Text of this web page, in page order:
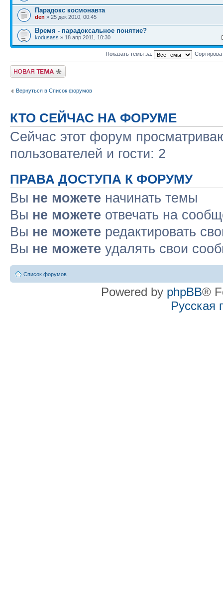
Парадокс космонавта
den » 25 дек 2010, 00:45
Время - парадоксальное понятие?
kodusass » 18 апр 2011, 10:30
Показать темы за:
Начать новую тему
Вернуться в Список форумов
КТО СЕЙЧАС НА ФОРУМЕ
Сейчас этот форум
пользователей и гости: 2
ПРАВА ДОСТУПА К ФОРУМУ
Вы не можете начинать темы
Вы не можете отвечать на
Вы не можете редактировать
Вы не можете удалять свои
Список форумов
Powered by phpBB®
Русская